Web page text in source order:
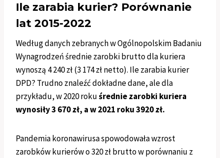
Ile zarabia kurier? Porównanie
lat 2015-2022
Według danych zebranych w Ogólnopolskim Badaniu
Wynagrodzeń średnie zarobki brutto dla kuriera
wynoszą 4 240 zł (3 174 zł netto). Ile zarabia kurier
DPD? Trudno znaleźć dokładne dane, ale dla
przykładu, w 2020 rokuśrednie zarobki kuriera
wynosiły 3 670 zł, a w 2021 roku 3920 zł.
Pandemia koronawirusa spowodowała wzrost
zarobków kurierów o 320 zł brutto w porównaniu z